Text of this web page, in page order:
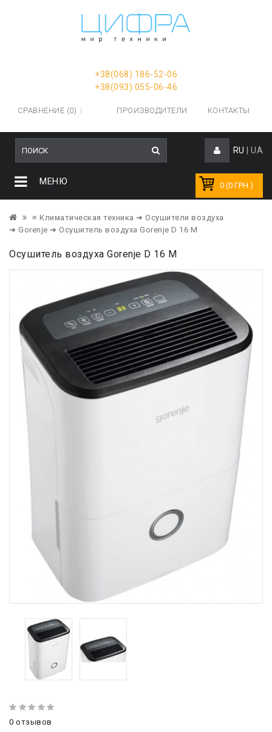
+38(068) 186-52-06
+38(093) 055-06-46
СРАВНЕНИЕ (0) ПРОИЗВОДИТЕЛИ КОНТАКТЫ
RU UA
0 (0 ГРН.)
МЕНЮ
≡ Климатическая техника ➔ Осушители воздуха
➔ Gorenje ➔ Осушитель воздуха Gorenje D 16 M
Осушитель воздуха Gorenje D 16 M
0 отзывов